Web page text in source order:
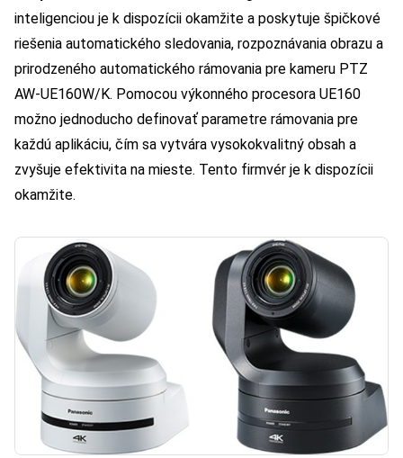
inteligenciou je k dispozícii okamžite a poskytuje špičkové
riešenia automatického sledovania, rozpoznávania obrazu a
prirodzeného automatického rámovania pre kameru PTZ
AW-UE160W/K. Pomocou výkonného procesora UE160
možno jednoducho definovať parametre rámovania pre
každú aplikáciu, čím sa vytvára vysokokvalitný obsah a
zvyšuje efektivita na mieste. Tento firmvér je k dispozícii
okamžite.